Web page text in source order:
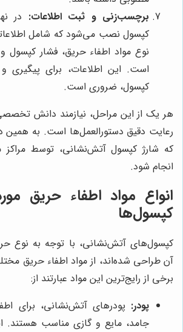
برچسب‌زنی و ثبت اطلاعات: در
کپسول نصب می‌شود که شامل
نوع مواد اطفاء حریق، فشار کپسول و
است. این اطلاعات، برای پیگیری
کپسول، ضروری است.
هر یک از این مراحل، نیازمند دانش
رعایت دقیق دستورالعمل‌ها است. به همین
که شارژ کپسول آتش‌نشانی، توسط مراکز
انجام شود.
انواع مواد اطفاء حریق
کپسول‌ها
کپسول‌های آتش‌نشانی، با توجه به نوع
آن طراحی شده‌اند، از مواد اطفاء حریق
برخی از رایج‌ترین این مواد عبارتند از:
پودر: پودرهای آتش‌نشانی، برای
جامد، مایع و گازی مناسب هستند.